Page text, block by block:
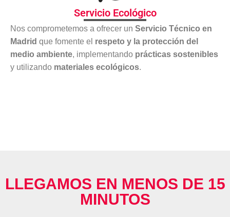
Servicio Ecológico
Nos comprometemos a ofrecer un Servicio Técnico en
Madrid que fomente el respeto y la protección del
medio ambiente, implementando prácticas sostenibles
y utilizando materiales ecológicos.
LLEGAMOS EN MENOS DE 15
MINUTOS